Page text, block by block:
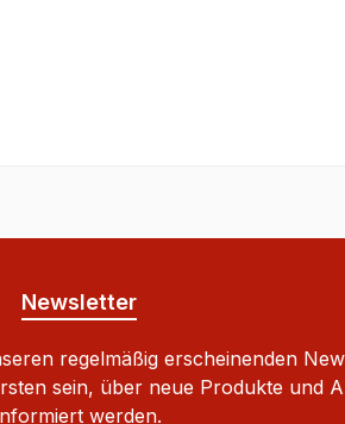
Newsletter
regelmäßig erscheinenden
sein, über neue Produkte und
werden.